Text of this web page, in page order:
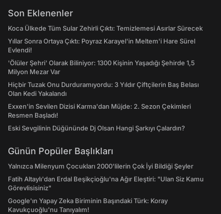
Son Eklenenler
Koca Ülkede Tüm Sular Zehirli Çıktı: Temizlemesi Asırlar Sürecek
Yıllar Sonra Ortaya Çıktı: Poyraz Karayel'in Meltem'i Hare Sürel
Evlendi!
'Ölüler Şehri' Olarak Biliniyor: 1300 Kişinin Yaşadığı Şehirde 1,5
Milyon Mezar Var
Hiçbir Tuzak Onu Durduramıyordu: 3 Yıldır Çiftçilerin Baş Belası
Olan Kedi Yakalandı
Exxen'in Sevilen Dizisi Karma'dan Müjde: 2. Sezon Çekimleri
Resmen Başladı!
Eski Sevgilinin Düğününde Dj Olsan Hangi Şarkıyı Çalardın?
Günün Popüler Başlıkları
Yalnızca Milenyum Çocukları 2000'lilerin Çok İyi Bildiği Şeyler
Fatih Altaylı'dan Erdal Beşikçioğlu'na Ağır Eleştiri: "Ulan Siz Kamu
Görevlisisiniz"
Google'ın Yapay Zeka Biriminin Başındaki Türk: Koray
Kavukçuoğlu'nu Tanıyalım!